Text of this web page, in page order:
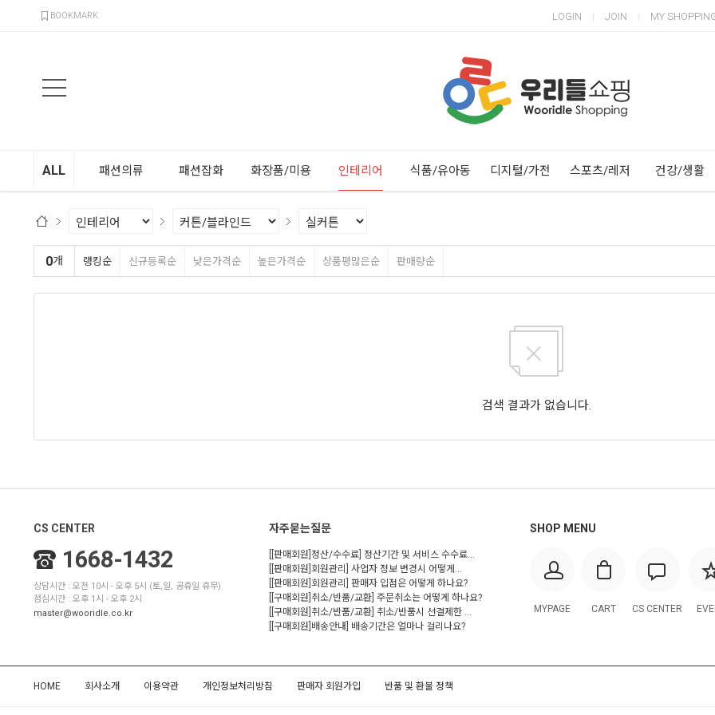
BOOKMARK LOGIN JOIN MY
ALL 패션의류 패션잡화 화장품/미용 인테리어 식품/유아동 디지털/가전 스포츠/레저 건강/생활
0개 랭킹순 신규등록순 낮은가격순 높은가격순 상품평많은순 판매량순
검색 결과가 없습니다.
CS CENTER
1668-1432
상담시간 : 오전 10시 - 오후 5시 (토,일, 공휴일 휴무)
점심시간 : 오후 1시 - 오후 2시
master@wooridle.co.kr
자주묻는질문
[[판매회원]정산/수수료] 정산기간 및 서비스 수수료...
[[판매회원]회원관리] 사업자 정보 변경시 어떻게...
[[판매회원]회원관리] 판매자 입점은 어떻게 하나요?
[[구매회원]취소/반품/교환] 주문취소는 어떻게 하나요?
[[구매회원]취소/반품/교환] 취소/반품시 선결제한 ...
[[구매회원]배송안내] 배송기간은 얼마나 걸리나요?
SHOP MENU
MYPAGE CART CS CENTER
HOME 회사소개 이용약관 개인정보처리방침 판매자 회원가입 반품 및 환불 정책